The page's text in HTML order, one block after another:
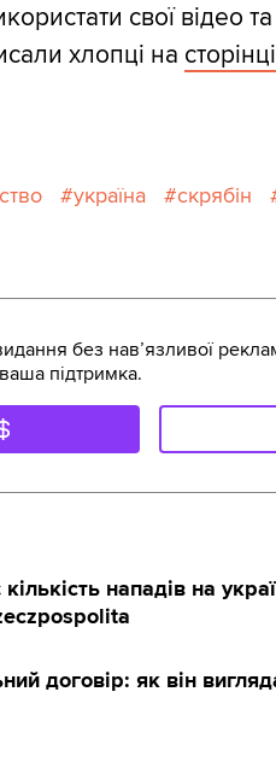
свої відео
хлопці на сторінці
україна скрябін
без навʼязливої
підтримка.
нападів на
договір: як він